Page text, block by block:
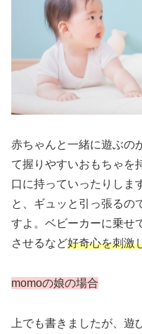
赤ちゃんと一緒に遊ぶの
て握りやすいおもちゃを
口に持っていったりしま
と、ギュッと引っ張るの
すよ。ベビーカーに乗せ
させるなど好奇心を刺激
momoの娘の場合
上でも書きましたが、